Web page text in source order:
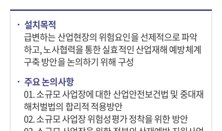
설치목적
급변하는 산업현장의 위험요인을 선제적으로 파악
하고, 노사협력을 통한 실효적인 산업재해 예방체계
구축 방안을 논의하기 위해 구성
주요 논의사항
01. 소규모 사업장에 대한 산업안전보건법 및 중대재
해처벌법의 합리적 적용방안
02. 소규모 사업장 위험성평가 정착을 위한 방안